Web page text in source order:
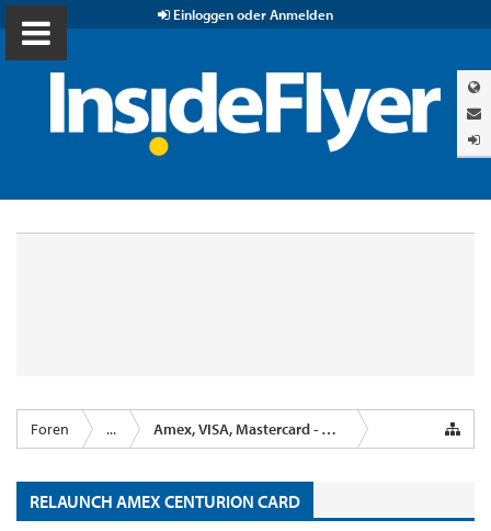
Einloggen oder Anmelden
Foren ... Amex, VISA, Mastercard - Kreditkartenanbieter
RELAUNCH AMEX CENTURION CARD